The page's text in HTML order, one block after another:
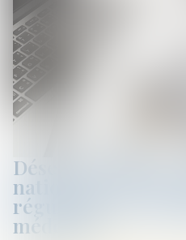
Déserts médicaux :
nationale vote en
régulation de
médecins